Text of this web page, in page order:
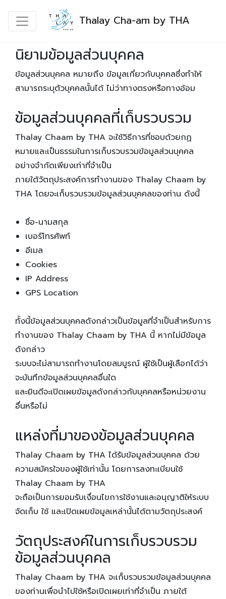
Thalay Cha-am by THA
นิยามข้อมูลส่วนบุคคล
ข้อมูลส่วนบุคคล หมายถึง ข้อมูลเกี่ยวกับบุคคลซึ่งทำให้
สามารถระบุตัวบุคคลนั้นได้ ไม่ว่าทางตรงหรือทางอ้อม
ข้อมูลส่วนบุคคลที่เก็บรวบรวม
Thalay Chaam by THA จะใช้วิธีการที่ชอบด้วยกฏ
หมายและเป็นธรรมในการเก็บรวบรวมข้อมูลส่วนบุคคล
อย่างจำกัดเพียงเท่าที่จำเป็น
ภายใต้วัตถุประสงค์การทำงานของ Thalay Chaam by
THA โดยจะเก็บรวบรวมข้อมูลส่วนบุคคลของท่าน ดังนี้
ชื่อ-นามสกุล
เบอร์โทรศัพท์
อีเมล
Cookies
IP Address
GPS Location
ทั้งนี้ข้อมูลส่วนบุคคลดังกล่าวเป็นข้อมูลที่จำเป็นสำหรับการ
ทำงานของ Thalay Chaam by THA นี้ หากไม่มีข้อมูล
ดังกล่าว
ระบบจะไม่สามารถทำงานโดยสมบูรณ์ ผู้ใช้เป็นผู้เลือกได้ว่า
จะบันทึกข้อมูลส่วนบุคคลอื่นใด
และยินดีจะเปิดเผยข้อมูลดังกล่าวกับบุคคลหรือหน่วยงาน
อื่นหรือไม่
แหล่งที่มาของข้อมูลส่วนบุคคล
Thalay Chaam by THA ได้รับข้อมูลส่วนบุคคล ด้วย
ความสมัครใจของผู้ใช้เท่านั้น โดยการลงทะเบียนใช้
Thalay Chaam by THA
จะถือเป็นการยอมรับเงื่อนไขการใช้งานและอนุญาติให้ระบบ
จัดเก็บ ใช้ และเปิดเผยข้อมูลเหล่านั้นได้ตามวัตถุประสงค์
วัตถุประสงค์ในการเก็บรวบรวม
ข้อมูลส่วนบุคคล
Thalay Chaam by THA จะเก็บรวบรวมข้อมูลส่วนบุคคล
ของท่านเพื่อนำไปใช้หรือเปิดเผยเท่าที่จำเป็น ภายใต้